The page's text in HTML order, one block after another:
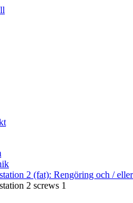
2 (fat): Rengöring och /
2 screws 1